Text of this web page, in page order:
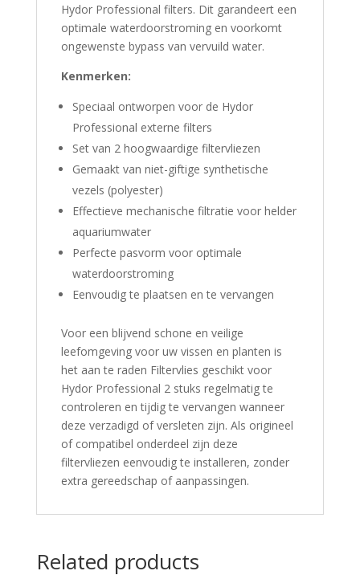
Hydor Professional filters. Dit garandeert een
optimale waterdoorstroming en voorkomt
ongewenste bypass van vervuild water.
Kenmerken:
Speciaal ontworpen voor de Hydor
Professional externe filters
Set van 2 hoogwaardige filtervliezen
Gemaakt van niet-giftige synthetische
vezels (polyester)
Effectieve mechanische filtratie voor helder
aquariumwater
Perfecte pasvorm voor optimale
waterdoorstroming
Eenvoudig te plaatsen en te vervangen
Voor een blijvend schone en veilige
leefomgeving voor uw vissen en planten is
het aan te raden Filtervlies geschikt voor
Hydor Professional 2 stuks regelmatig te
controleren en tijdig te vervangen wanneer
deze verzadigd of versleten zijn. Als origineel
of compatibel onderdeel zijn deze
filtervliezen eenvoudig te installeren, zonder
extra gereedschap of aanpassingen.
Related products